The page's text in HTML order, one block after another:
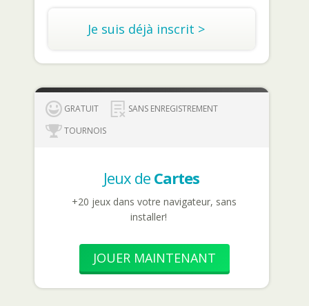
Je suis déjà inscrit >
GRATUIT
SANS ENREGISTREMENT
TOURNOIS
Jeux de Cartes
+20 jeux dans votre navigateur, sans
installer!
JOUER MAINTENANT